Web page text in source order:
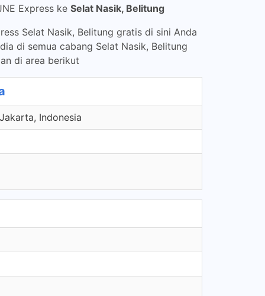
Express ke Selat Nasik, Belitung
Selat Nasik, Belitung gratis di sini Anda
di semua cabang Selat Nasik, Belitung
di area berikut
Indonesia